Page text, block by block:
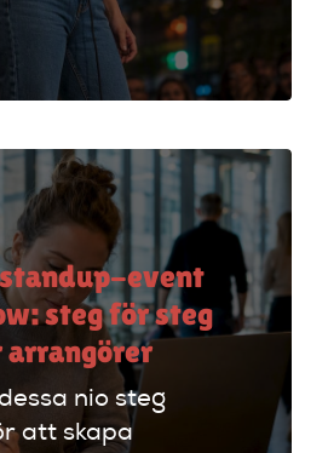
stand-up!
tekniker
stärker ditt
event
steg för steg
arrangörer
nio steg
att skapa